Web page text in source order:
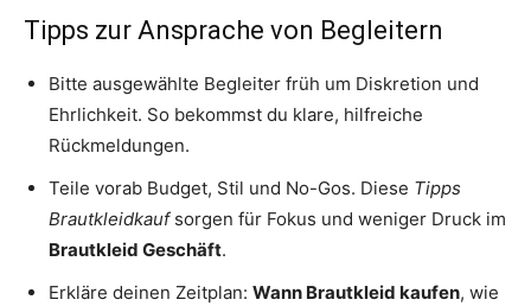
Tipps zur Ansprache von Begleitern
Bitte ausgewählte Begleiter früh um Diskretion und
Ehrlichkeit. So bekommst du klare, hilfreiche
Rückmeldungen.
Teile vorab Budget, Stil und No-Gos. Diese Tipps
Brautkleidkaufsorgen für Fokus und weniger Druck im
Brautkleid Geschäft.
Erkläre deinen Zeitplan: Wann Brautkleid kaufen, wie